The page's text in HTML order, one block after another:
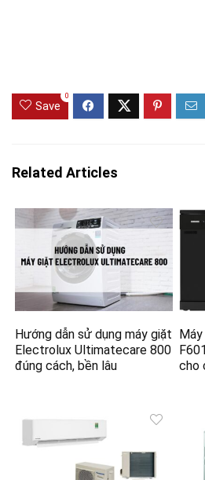
Save
0
Related Articles
Hướng dẫn sử dụng máy giặt
Electrolux Ultimatecare 800
đúng cách, bền lâu
cho